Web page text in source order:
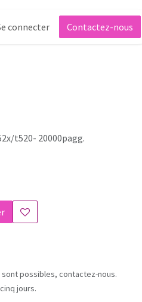
connecter Contactez-nous
t520- 20000pagg.
possibles, contactez-nous.
jours.